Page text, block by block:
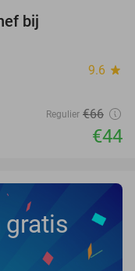
bij
9.6 star
Regulier €66
€44
gratis